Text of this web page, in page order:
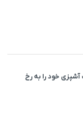
خود را به رخ